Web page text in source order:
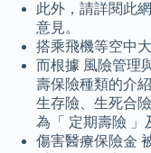
此外，請詳閱此
意見。
搭乘飛機等空中
而根據 風險管理
壽保險種類的介
生存險、生死合
為「 定期壽險 」
傷害醫療保險金